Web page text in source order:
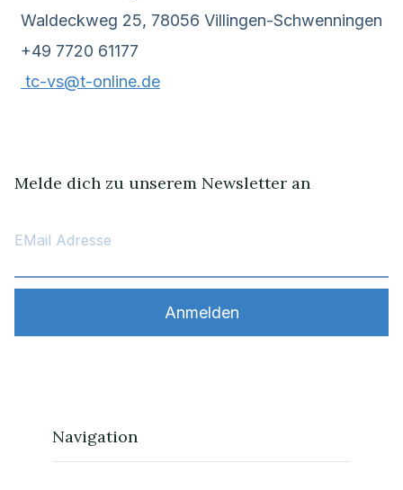
Waldeckweg 25, 78056 Villingen-Schwenningen
+49 7720 61177
tc-vs@t-online.de
Melde dich zu unserem Newsletter an
Navigation